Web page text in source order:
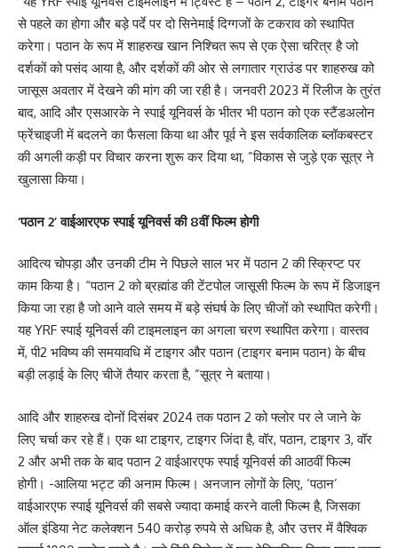
से पहले का होगा और बड़े पर्दे पर दो सिनेमाई दिग्गजों के टकराव को स्थापित
करेगा। पठान के रूप में शाहरुख खान निश्चित रूप से एक ऐसा चरित्र है जो
दर्शकों को पसंद आया है, और दर्शकों की ओर से लगातार ग्राउंड पर शाहरुख को
जासूस अवतार में देखने की मांग की जा रही है। जनवरी 2023 में रिलीज के तुरंत
बाद, आदि और एसआरके ने स्पाई यूनिवर्स के भीतर भी पठान को एक स्टैंडअलोन
फ्रेंचाइजी में बदलने का फैसला किया था और पूर्व ने इस सर्वकालिक ब्लॉकबस्टर
की अगली कड़ी पर विचार करना शुरू कर दिया था, ”विकास से जुड़े एक सूत्र ने
खुलासा किया।
‘पठान 2’ वाईआरएफ स्पाई यूनिवर्स की 8वीं फिल्म होगी
आदित्य चोपड़ा और उनकी टीम ने पिछले साल भर में पठान 2 की स्क्रिप्ट पर
काम किया है। “पठान 2 को ब्रह्मांड की टेंटपोल जासूसी फिल्म के रूप में डिजाइन
किया जा रहा है जो आने वाले समय में बड़े संघर्ष के लिए चीजों को स्थापित करेगी।
यह YRF स्पाई यूनिवर्स की टाइमलाइन का अगला चरण स्थापित करेगा। वास्तव
में, पी2 भविष्य की समयावधि में टाइगर और पठान (टाइगर बनाम पठान) के बीच
बड़ी लड़ाई के लिए चीजें तैयार करता है, ”सूत्र ने बताया।
आदि और शाहरुख दोनों दिसंबर 2024 तक पठान 2 को फ्लोर पर ले जाने के
लिए चर्चा कर रहे हैं। एक था टाइगर, टाइगर जिंदा है, वॉर, पठान, टाइगर 3, वॉर
2 और अभी तक के बाद पठान 2 वाईआरएफ स्पाई यूनिवर्स की आठवीं फिल्म
होगी। -आलिया भट्ट की अनाम फिल्म। अनजान लोगों के लिए, ‘पठान’
वाईआरएफ स्पाई यूनिवर्स की सबसे ज्यादा कमाई करने वाली फिल्म है, जिसका
ऑल इंडिया नेट कलेक्शन 540 करोड़ रुपये से अधिक है, और उत्तर में वैश्विक